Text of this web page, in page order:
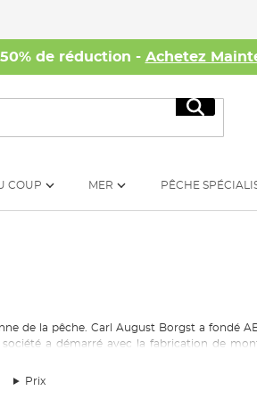
de réduction - Achetez
COUP MER PÊCHE
de la pêche. Carl August Borgst a fondé
a démarré avec la fabrication de
fait de la Seconde Guerre mondiale,
acquis la réputation d'avoir la capacité
Prix